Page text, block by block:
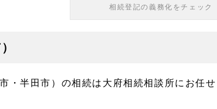
相続登記の義務化をチェック
・半田市）の相続は大府相続相談所にお任せ